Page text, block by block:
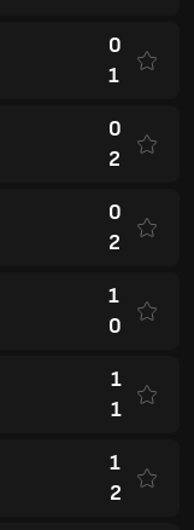
0
1
0
2
0
2
1
0
1
1
1
2